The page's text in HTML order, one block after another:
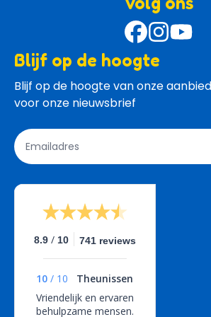
Blijf op de hoogte
Blijf op de hoogte van onze
voor onze nieuwsbrief
8.9 / 10 741 reviews
10 / 10
Theunissen
Vriendelijk en ervaren
behulpzame mensen.